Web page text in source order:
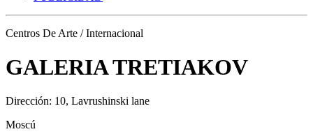
Centros De Arte / Internacional
GALERIA TRETIAKOV
Dirección: 10, Lavrushinski lane
Moscú